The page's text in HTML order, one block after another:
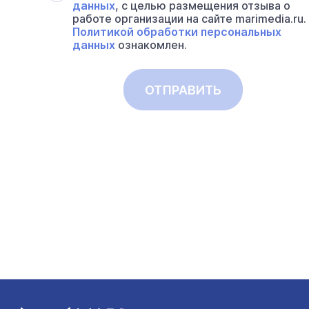
данных, с целью размещения отзыва о
работе организации на сайте
Политикой обработки персональных
данных ознакомлен.
ОТПРАВИТЬ